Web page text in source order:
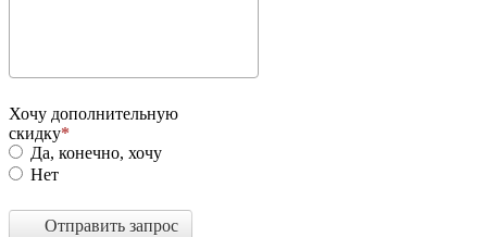
Хочу дополнительную
скидку
Да, конечно, хочу
Нет
Отправить запрос